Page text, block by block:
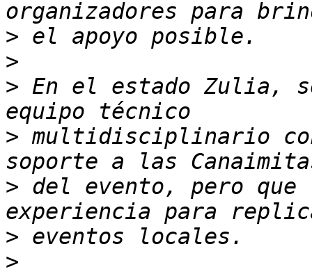
>
>
> En el estado Zulia,
> multidisciplinario
> del evento, pero que
>
>